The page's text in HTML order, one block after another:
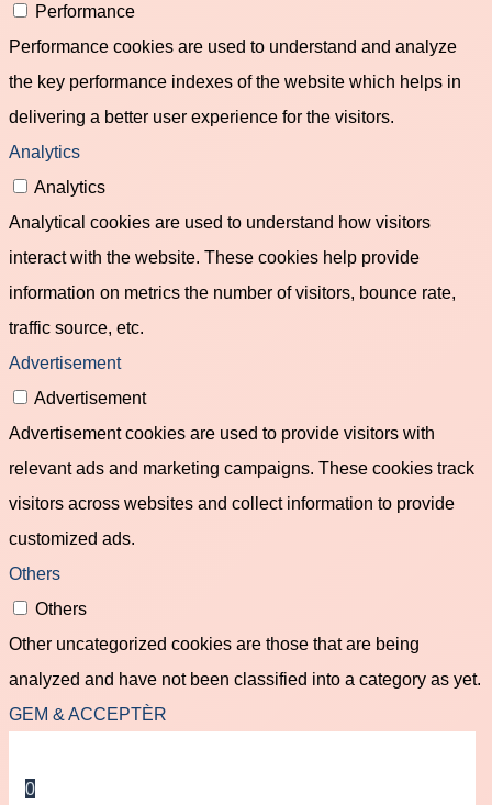
Performance
Performance cookies are used to understand and analyze
the key performance indexes of the website which helps in
delivering a better user experience for the visitors.
Analytics
Analytics
Analytical cookies are used to understand how visitors
interact with the website. These cookies help provide
information on metrics the number of visitors, bounce rate,
traffic source, etc.
Advertisement
Advertisement
Advertisement cookies are used to provide visitors with
relevant ads and marketing campaigns. These cookies track
visitors across websites and collect information to provide
customized ads.
Others
Others
Other uncategorized cookies are those that are being
analyzed and have not been classified into a category as yet.
GEM & ACCEPTÈR
0